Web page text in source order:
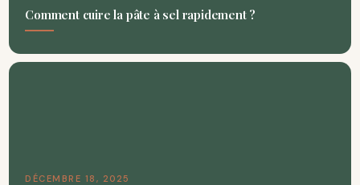
Comment cuire la pâte à sel rapidement ?
DÉCEMBRE 18, 2025